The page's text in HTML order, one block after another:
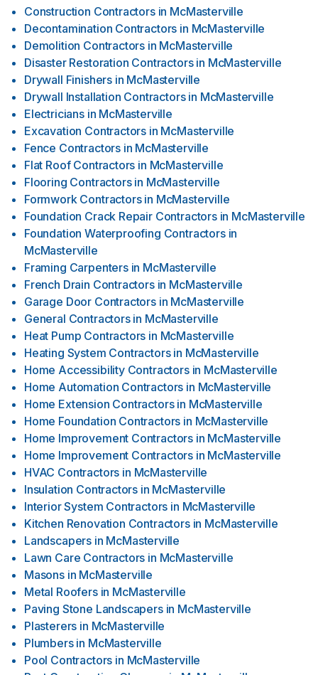
Construction Contractors in McMasterville
Decontamination Contractors in McMasterville
Demolition Contractors in McMasterville
Disaster Restoration Contractors in McMasterville
Drywall Finishers in McMasterville
Drywall Installation Contractors in McMasterville
Electricians in McMasterville
Excavation Contractors in McMasterville
Fence Contractors in McMasterville
Flat Roof Contractors in McMasterville
Flooring Contractors in McMasterville
Formwork Contractors in McMasterville
Foundation Crack Repair Contractors in McMasterville
Foundation Waterproofing Contractors in
McMasterville
Framing Carpenters in McMasterville
French Drain Contractors in McMasterville
Garage Door Contractors in McMasterville
General Contractors in McMasterville
Heat Pump Contractors in McMasterville
Heating System Contractors in McMasterville
Home Accessibility Contractors in McMasterville
Home Automation Contractors in McMasterville
Home Extension Contractors in McMasterville
Home Foundation Contractors in McMasterville
Home Improvement Contractors in McMasterville
Home Improvement Contractors in McMasterville
HVAC Contractors in McMasterville
Insulation Contractors in McMasterville
Interior System Contractors in McMasterville
Kitchen Renovation Contractors in McMasterville
Landscapers in McMasterville
Lawn Care Contractors in McMasterville
Masons in McMasterville
Metal Roofers in McMasterville
Paving Stone Landscapers in McMasterville
Plasterers in McMasterville
Plumbers in McMasterville
Pool Contractors in McMasterville